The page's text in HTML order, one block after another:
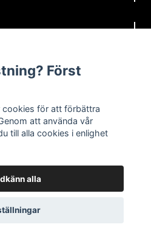
Först
cookies för att förbättra
att använda vår
till alla cookies i enlighet
alla